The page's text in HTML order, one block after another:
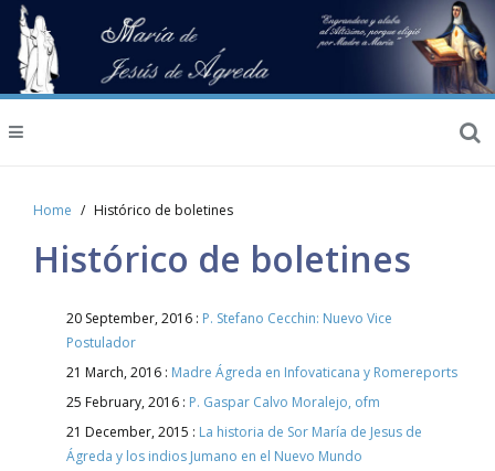
Home Histórico de boletines
Histórico de boletines
20 September, 2016 : P. Stefano Cecchin: Nuevo Vice
Postulador
21 March, 2016 : Madre Ágreda en Infovaticana y Romereports
25 February, 2016 : P. Gaspar Calvo Moralejo, ofm
21 December, 2015 : La historia de Sor María de Jesus de
Ágreda y los indios Jumano en el Nuevo Mundo